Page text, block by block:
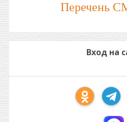
Перечень
Вход на